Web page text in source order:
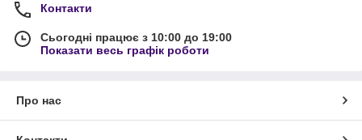
Контакти
Сьогодні працює з 10:00 до 19:00
Показати весь графік роботи
Про нас